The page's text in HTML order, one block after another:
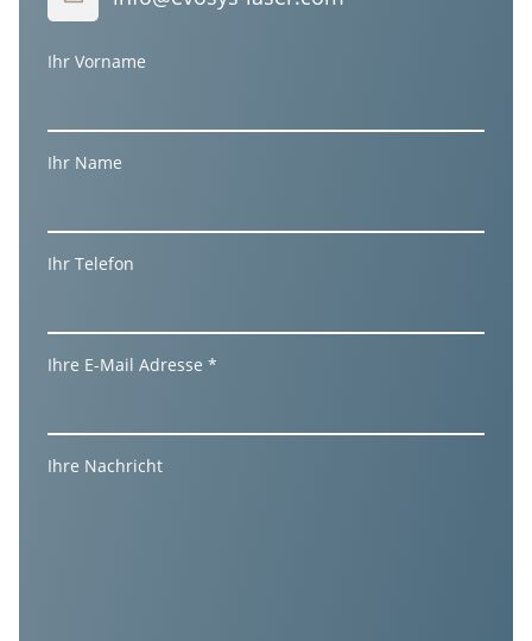
Ihr Vorname
Ihr Name
Ihr Telefon
Ihre E-Mail Adresse *
Ihre Nachricht